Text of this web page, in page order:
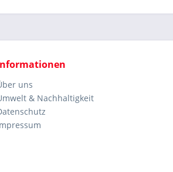
uns
& Nachhaltigkeit